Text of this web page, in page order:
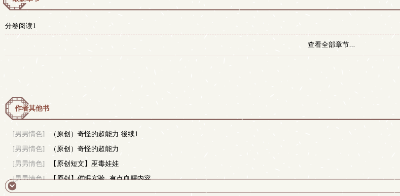
分卷阅读1
查看全部章节...
作者其他书
[男男情色]
（原创）奇怪的超能力 後续1
[男男情色]
（原创）奇怪的超能力
[男男情色]
【原创短文】巫毒娃娃
[男男情色]
【原创】催眠实验- 有点血腥内容